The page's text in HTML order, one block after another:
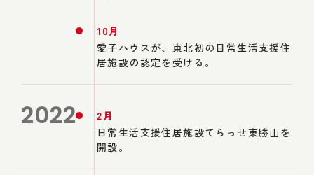
10月
愛子ハウスが、東北初の日常生活支援住
居施設の認定を受ける。
2022
2月
日常生活支援住居施設てらっせ東勝山を
開設。